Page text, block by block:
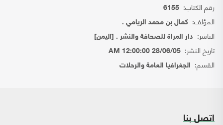
رقم الكتاب: 6155
المؤلف: كمال بن محمد الريامي .
الناشر: دار المراة للصحافة والنشر . [اليمن]
تاريخ النشر: 28/06/05 12:00:00 AM
القسم: الجغرافيا العامة والرحلات
اتصل بنا